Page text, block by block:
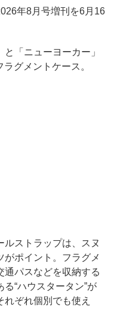
年8月号増刊を6月16
「ニューヨーカー」
グメントケース。
ストラップは、スヌ
がポイント。フラグメ
通パスなどを収納する
“ハウスタータン”が
れぞれ個別でも使え